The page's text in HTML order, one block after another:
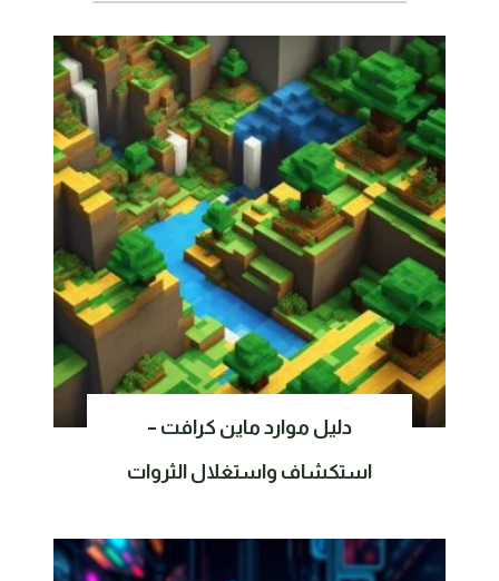
دليل موارد ماين كرافت –
استكشاف واستغلال الثروات